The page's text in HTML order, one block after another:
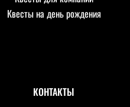
Квесты на день рождения
КОНТАКТЫ